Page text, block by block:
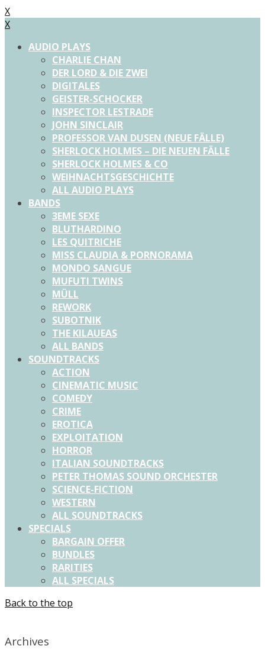
X
X
AUDIO PLAYS
CHARLIE CHAN
DER LORD & DIE ZWEI
DIGITALES
GEISTER-SCHOCKER
INSPECTOR LESTRADE
JOHN SINCLAIR
PROFESSOR VAN DUSEN (NEUE FÄLLE)
SHERLOCK HOLMES – DIE NEUEN FÄLLE
SHERLOCK HOLMES & CO
WEIHNACHTSGESCHICHTE
ALL AUDIO PLAYS
BANDS
3EME SEXE
BLUTHARDINO
LES QUITRICHE
MISS CLAUDIA & PORNORAMA
MONDO SANGUE
MUFUTI TWINS
MÜLL
REWORK
SUBOTNIK
THE KILAUEAS
ALL BANDS
SOUNDTRACKS
ACTION
CINEMATIC MUSIC
COMEDY
CRIME
EROTICA
EXPLOITATION
HORROR
ITALIAN SOUNDTRACKS
PETER THOMAS SOUND ORCHESTER
SCIENCE-FICTION
WESTERN
ALL SOUNDTRACKS
SPECIALS
BARGAIN OFFER
BUNDLES
RARITIES
ALL SPECIALS
Back to the top
Archives